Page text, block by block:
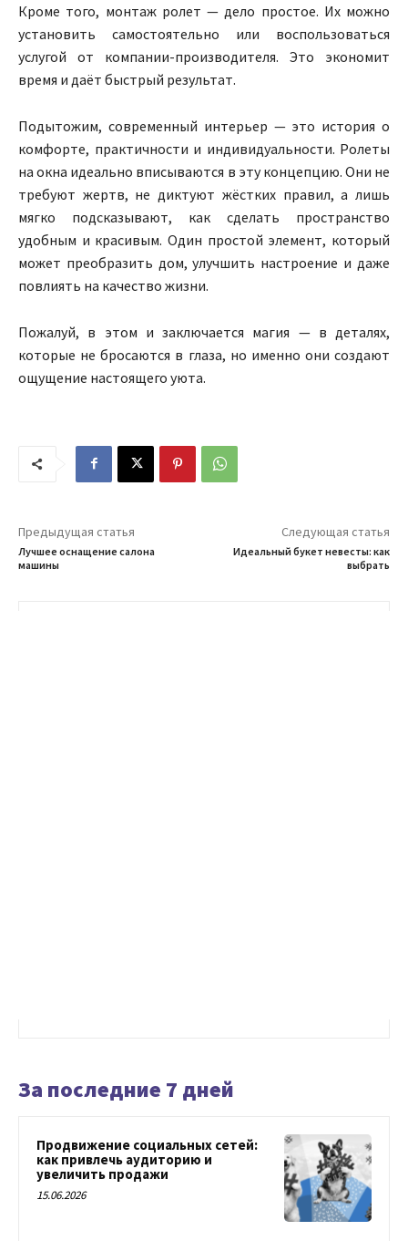
Кроме того, монтаж ролет — дело простое. Их можно
установить самостоятельно или воспользоваться
услугой от компании-производителя. Это экономит
время и даёт быстрый результат.
Подытожим, современный интерьер — это история о
комфорте, практичности и индивидуальности. Ролеты
на окна идеально вписываются в эту концепцию. Они не
требуют жертв, не диктуют жёстких правил, а лишь
мягко подсказывают, как сделать пространство
удобным и красивым. Один простой элемент, который
может преобразить дом, улучшить настроение и даже
повлиять на качество жизни.
Пожалуй, в этом и заключается магия — в деталях,
которые не бросаются в глаза, но именно они создают
ощущение настоящего уюта.
Предыдущая статья
Лучшее оснащение салона
машины
Следующая статья
Идеальный букет невесты: как
выбрать
За последние 7 дней
Продвижение социальных сетей:
как привлечь аудиторию и
увеличить продажи
15.06.2026